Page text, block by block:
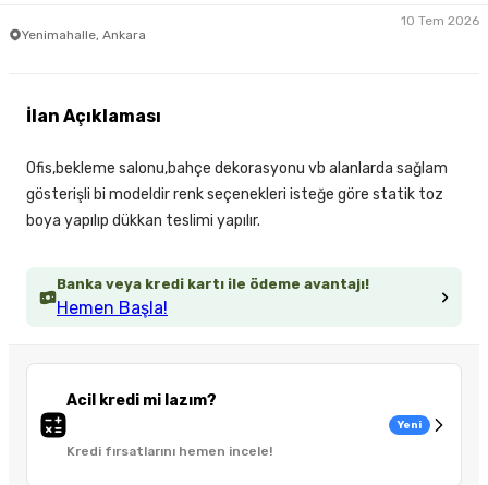
Yenimahalle, Ankara
10 Tem 2026
Banka veya kredi kartı ile ödeme avantajı!
Hemen Başla!
Acil kredi mi lazım?
Kredi fırsatlarını hemen incele!
Yeni
İlan Açıklaması
Ofis,bekleme salonu,bahçe dekorasyonu vb alanlarda sağlam
gösterişli bi modeldir renk seçenekleri isteğe göre statik toz
boya yapılıp dükkan teslimi yapılır.